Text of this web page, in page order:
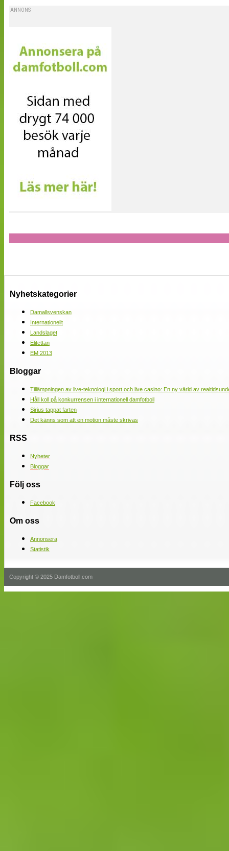
ANNONS
Nyhetskategorier
Damallsvenskan
Internationellt
Landslaget
Elitettan
EM 2013
Bloggar
Tillämpningen av live-teknologi i sport och live casino: En ny värld av
Håll koll på konkurrensen i internationell damfotboll
Sirius tappat farten
Det känns som att en motion måste skrivas
RSS
Nyheter
Bloggar
Följ oss
Facebook
Om oss
Annonsera
Statistik
Copyright © 2025 Damfotboll.com